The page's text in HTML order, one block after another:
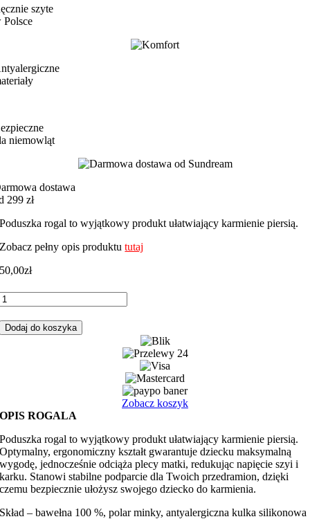
szyte
Polsce
niemowląt
dostawa
299 zł
Poduszka rogal to wyjątkowy produkt ułatwiający karmienie piersią.
Zobacz pełny opis produktututaj
50,00zł
Dodaj do koszyka
Zobacz koszyk
OPIS ROGALA
Poduszka rogal to wyjątkowy produkt ułatwiający karmienie piersią.
Optymalny, ergonomiczny kształt gwarantuje dziecku maksymalną
wygodę, jednocześnie odciąża plecy matki, redukując napięcie szyi i
karku. Stanowi stabilne podparcie dla Twoich przedramion, dzięki
czemu bezpiecznie ułożysz swojego dziecko do karmienia.
Skład – bawełna 100 %, polar minky, antyalergiczna kulka silikonowa